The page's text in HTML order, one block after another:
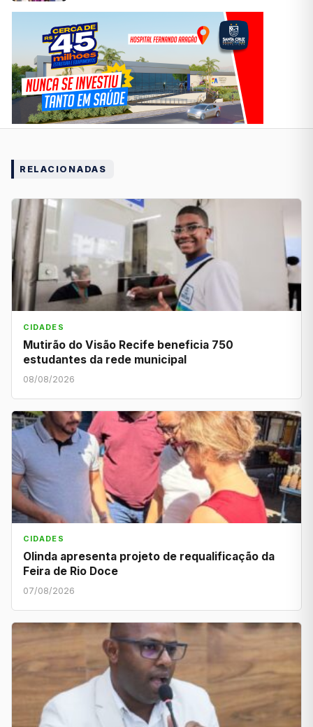
RELACIONADAS
CIDADES
Mutirão do Visão Recife beneficia 750
estudantes da rede municipal
08/08/2026
CIDADES
Olinda apresenta projeto de requalificação da
Feira de Rio Doce
07/08/2026